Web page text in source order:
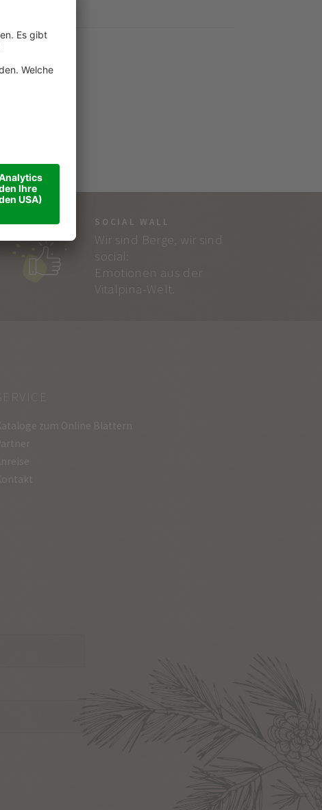
SOCIAL WALL
Wir sind Berge, wir sind
social:
Emotionen aus der
Vitalpina-Welt.
SERVICE
zum Online Blättern